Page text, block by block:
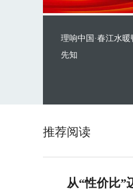
理响中国·春江水暖
先知
推荐阅读
从“性价比”